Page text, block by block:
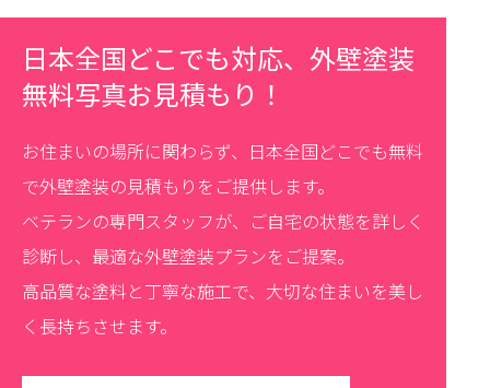
日本全国どこでも対応、外壁塗装
無料写真お見積もり！
お住まいの場所に関わらず、日本全国どこでも無料
で外壁塗装の見積もりをご提供します。
ベテランの専門スタッフが、ご自宅の状態を詳しく
診断し、最適な外壁塗装プランをご提案。
高品質な塗料と丁寧な施工で、大切な住まいを美し
く長持ちさせます。